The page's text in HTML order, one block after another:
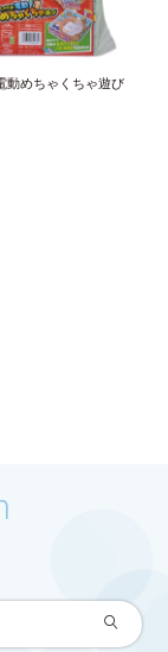
めちゃくちゃ遊び